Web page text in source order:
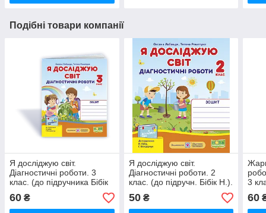
Подібні товари компанії
Я досліджую світ.
Діагностичні роботи. 3
клас. (до підручника Бібік
60 ₴
Я досліджую світ.
Діагностичні роботи. 2
клас. (до підручн. Бібік Н.).
50₴
3
60